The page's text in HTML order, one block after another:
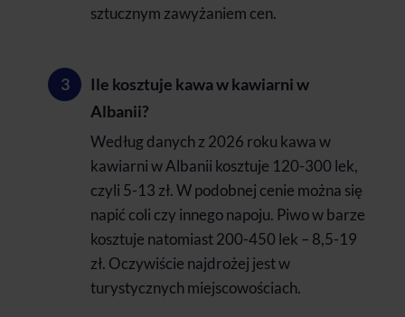
sztucznym zawyżaniem cen.
Ile kosztuje kawa w kawiarni w
Albanii?
Według danych z 2026 roku kawa w
kawiarni w Albanii kosztuje 120-300 lek,
czyli 5-13 zł. W podobnej cenie można się
napić coli czy innego napoju. Piwo w barze
kosztuje natomiast 200-450 lek – 8,5-19
zł. Oczywiście najdrożej jest w
turystycznych miejscowościach.